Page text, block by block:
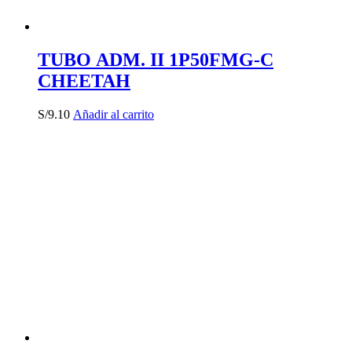
TUBO ADM. II 1P50FMG-C
CHEETAH
S/9.10 Añadir al carrito